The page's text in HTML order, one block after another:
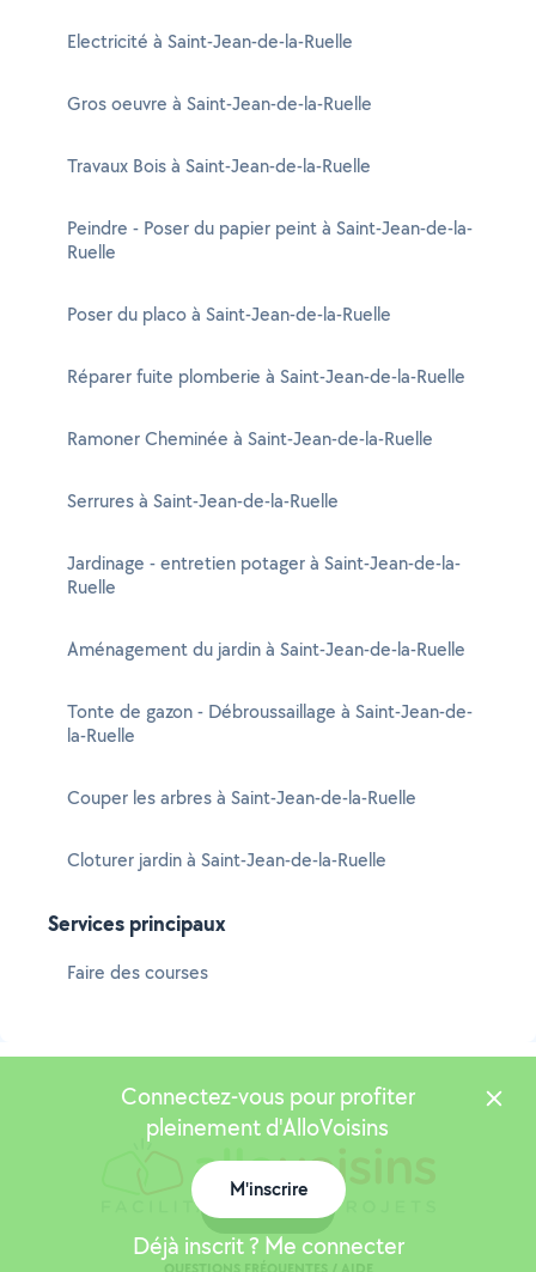
Electricité à Saint-Jean-de-la-Ruelle
Gros oeuvre à Saint-Jean-de-la-Ruelle
Travaux Bois à Saint-Jean-de-la-Ruelle
Peindre - Poser du papier peint à Saint-Jean-de-la-
Ruelle
Poser du placo à Saint-Jean-de-la-Ruelle
Réparer fuite plomberie à Saint-Jean-de-la-Ruelle
Ramoner Cheminée à Saint-Jean-de-la-Ruelle
Serrures à Saint-Jean-de-la-Ruelle
Jardinage - entretien potager à Saint-Jean-de-la-
Ruelle
Aménagement du jardin à Saint-Jean-de-la-Ruelle
Tonte de gazon - Débroussaillage à Saint-Jean-de-
la-Ruelle
Couper les arbres à Saint-Jean-de-la-Ruelle
Cloturer jardin à Saint-Jean-de-la-Ruelle
Services principaux
Faire des courses
Connectez-vous pour profiter
pleinement d'AlloVoisins
M'inscrire
Déjà inscrit ? Me connecter